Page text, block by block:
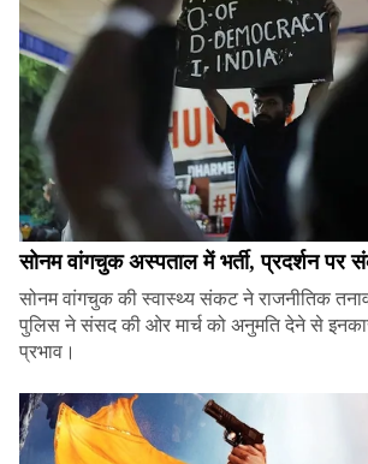
सोनम वांगचुक अस्पताल में भर्ती, प्रदर्शन पर
सोनम वांगचुक की स्वास्थ्य संकट ने राजनीतिक
पुलिस ने संसद की ओर मार्च को अनुमति देने से
प्रभाव।